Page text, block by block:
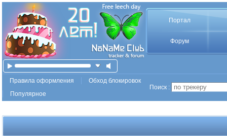
Портал
Форум
Правила оформления
Обход блокировок
Популярное
Поиск :